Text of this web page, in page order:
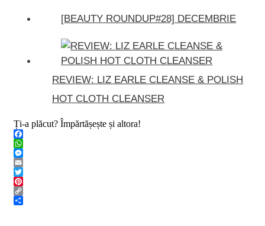
[BEAUTY ROUNDUP#28] DECEMBRIE
REVIEW: LIZ EARLE CLEANSE & POLISH
HOT CLOTH CLEANSER
Ți-a plăcut? Împărtășește și altora!
Facebook
WhatsApp
Messenger
Email
Twitter
Pinterest
Copy